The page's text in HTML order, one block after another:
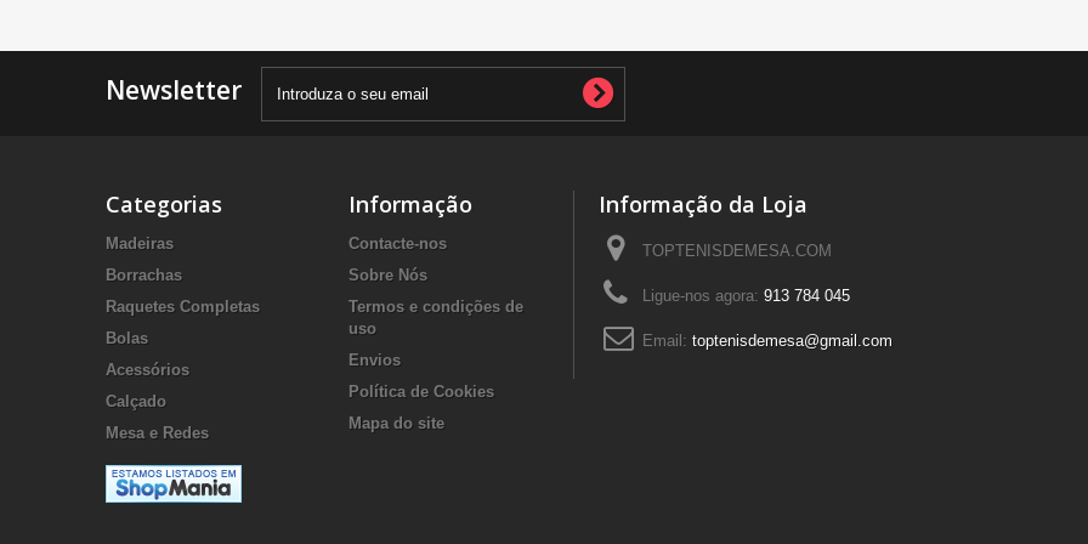
Newsletter
Categorias
Madeiras
Borrachas
Raquetes Completas
Bolas
Acessórios
Calçado
Mesa e Redes
Informação
Contacte-nos
Sobre Nós
Termos e condições de
uso
Envios
Política de Cookies
Mapa do site
Informação da Loja
TOPTENISDEMESA.COM
Ligue-nos agora: 913 784 045
Email: toptenisdemesa@gmail.com